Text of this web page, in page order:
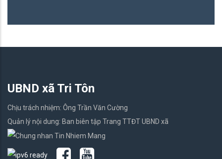
UBND xã Tri Tôn
Chịu trách nhiệm: Ông Trần Văn Cường
Quản lý nội dung: Ban biên tập Trang TTĐT UBND xã